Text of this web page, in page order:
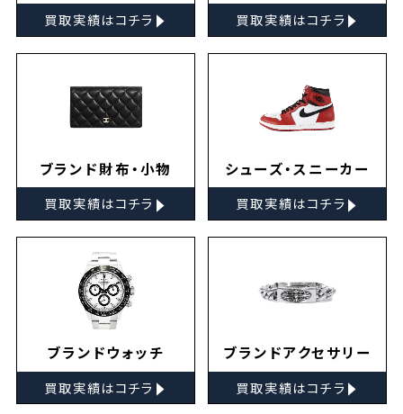
買取実績はコチラ ▸ 買取実績はコチラ ▸
ブランド財布・小物
買取実績はコチラ ▸
シューズ・スニーカー
買取実績はコチラ ▸
ブランドウォッチ
買取実績はコチラ ▸
ブランドアクセサリー
買取実績はコチラ ▸